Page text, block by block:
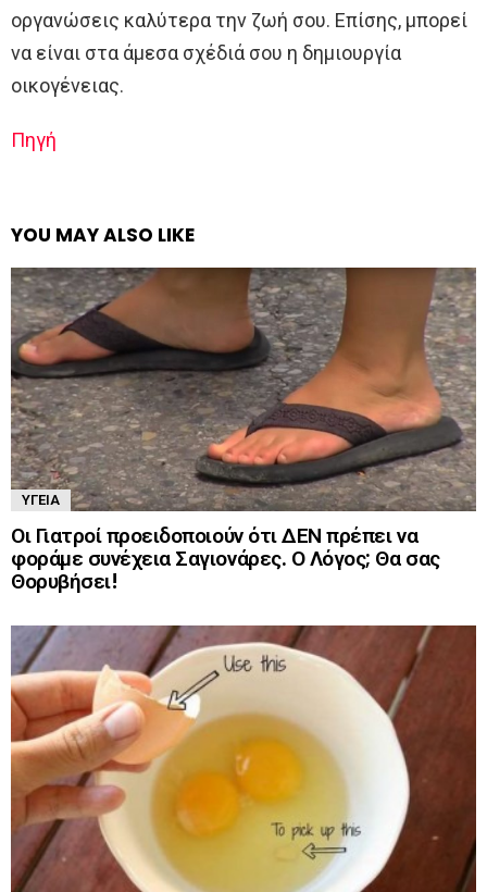
οργανώσεις καλύτερα την ζωή σου. Επίσης, μπορεί
να είναι στα άμεσα σχέδιά σου η δημιουργία
οικογένειας.
Πηγή
YOU MAY ALSO LIKE
ΥΓΕΊΑ
Οι Γιατροί προειδοποιούν ότι ΔΕΝ πρέπει να
φοράμε συνέχεια Σαγιονάρες. Ο Λόγος; Θα σας
Θορυβήσει!